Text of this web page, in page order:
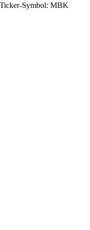
Ticker-Symbol: MBK